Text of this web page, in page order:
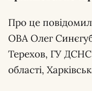
Про це
ОВА Олег
Терехов, ГУ ДСНС
області,